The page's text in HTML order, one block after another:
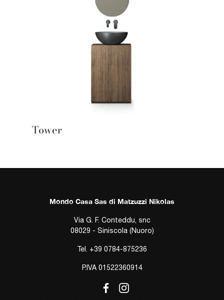
Tower
Mondo Casa Sas di Matzuzzi Nikolas
Via G. F. Conteddu, snc
08029 - Siniscola (Nuoro)
Tel. +39 0784-875236
P.IVA 01522360914